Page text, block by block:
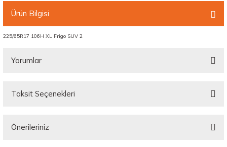
Ürün Bilgisi
225/65R17 106H XL Frigo SUV 2
Yorumlar
Taksit Seçenekleri
Önerileriniz